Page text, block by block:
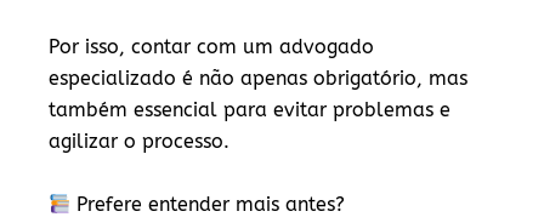
Por isso, contar com um advogado
especializado é não apenas obrigatório, mas
também essencial para evitar problemas e
agilizar o processo.
Prefere entender mais antes?